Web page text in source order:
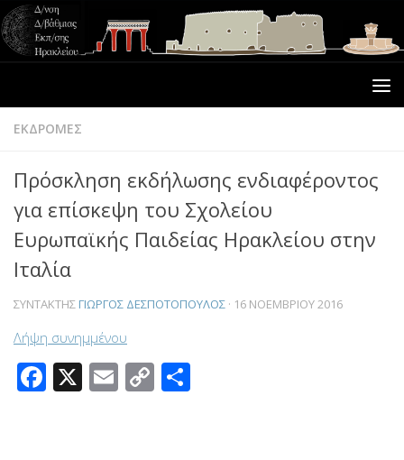
ΕΚΔΡΟΜΕΣ
Πρόσκληση εκδήλωσης ενδιαφέροντος
για επίσκεψη του Σχολείου
Ευρωπαϊκής Παιδείας Ηρακλείου στην
Ιταλία
ΣΥΝΤΆΚΤΗΣ ΓΙΏΡΓΟΣ ΔΕΣΠΟΤΌΠΟΥΛΟΣ · 16 ΝΟΕΜΒΡΊΟΥ 2016
Λήψη συνημμένου
Facebook
X Email
Copy